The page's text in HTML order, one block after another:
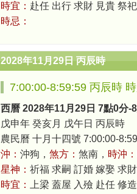
時宜： 赴任 出行 求財 見貴 祭
時忌：
2028年11月29日 丙辰時
7:00:00-8:59:59 丙辰時
西曆 2028年11月29日 7點0分-
戊申年 癸亥月 戊午日 丙辰時
農民曆 十月十四號 7:00:00-
沖： 沖狗， 煞方： 煞南， 時沖：
星神： 祈福 求嗣 訂婚 嫁娶 求
時宜：
上梁 蓋屋 入殮 赴任 修